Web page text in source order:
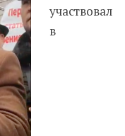
участвовал
в